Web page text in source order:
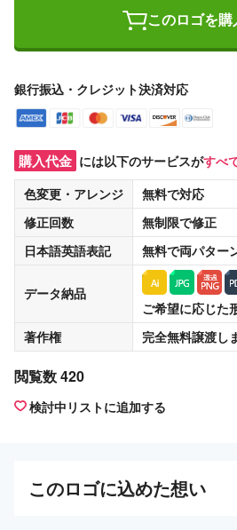
このロゴを購
銀行振込・クレジット決済対応
購入代金 には以下のサービスがすべ
色変更・アレンジ
無料で対応
修正回数
無制限で修正
日本語英語表記
無料で両パター
データ納品
ご希望に応じた
著作権
完全無料譲渡し
閲覧数 420
検討中リストに追加する
このロゴに込めた想い